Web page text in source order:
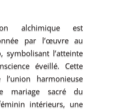
alchimique est
par l’œuvre au
symbolisant l’atteinte
éveillé. Cette
l’union harmonieuse
mariage sacré du
intérieurs, une